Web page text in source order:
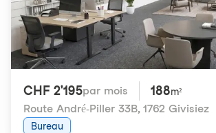
CHF 2'195par mois 188m²
Route André-Piller 33B, 1762 Givisiez
Bureau